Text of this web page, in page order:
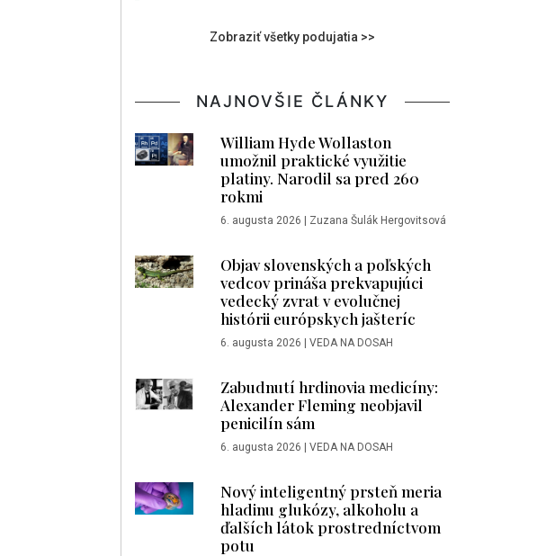
Zobraziť všetky podujatia >>
NAJNOVŠIE ČLÁNKY
William Hyde Wollaston
umožnil praktické využitie
platiny. Narodil sa pred 260
rokmi
6. augusta 2026 | Zuzana Šulák Hergovitsová
Objav slovenských a poľských
vedcov prináša prekvapujúci
vedecký zvrat v evolučnej
histórii európskych jašteríc
6. augusta 2026 | VEDA NA DOSAH
Zabudnutí hrdinovia medicíny:
Alexander Fleming neobjavil
penicilín sám
6. augusta 2026 | VEDA NA DOSAH
Nový inteligentný prsteň meria
hladinu glukózy, alkoholu a
ďalších látok prostredníctvom
potu